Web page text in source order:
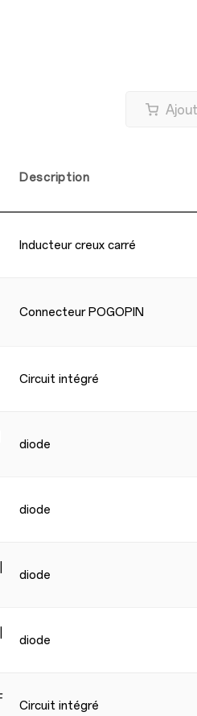
Description
Inducteur creux carré
Connecteur POGOPIN
Circuit intégré
diode
diode
diode
diode
Circuit intégré